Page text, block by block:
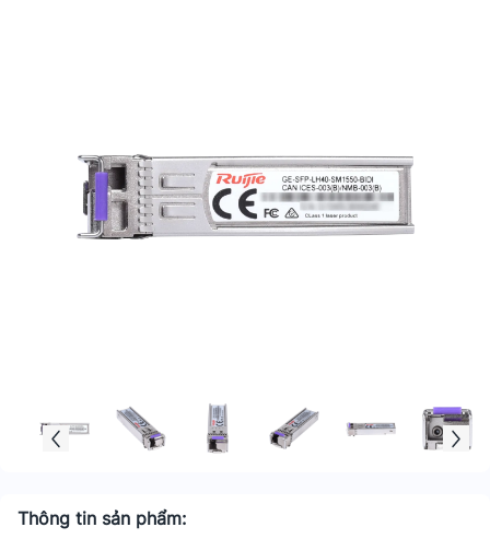
Thông tin sản phẩm: